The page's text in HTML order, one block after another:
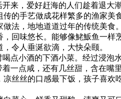
来，爱好赶海的人们趁着退大
的手艺做成花样繁多的渔家美食
法，地地道道过年的传统美食
回味悠长。能够像鮱魬鱼一样
令人垂涎欲滴，大快朵颐。
点小酒的下酒小菜。经过浸泡
一点咸，还有几丝甜，含在嘴
丝丝的口感最下饭，孩子喜欢